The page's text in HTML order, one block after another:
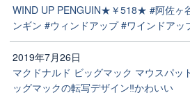
WIND UP PENGUIN★￥518★ #阿佐ヶ
ンギン #ウィンドアップ #ワインドア
2019年7月26日
マクドナルド ビッグマック マウスパ
ッグマックの転写デザイン‼️かわいい